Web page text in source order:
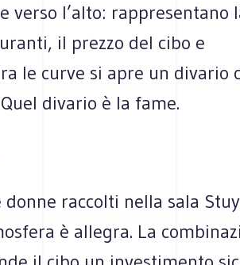
verso l’alto: rappresentano
il prezzo del cibo e
le curve si apre un divario
divario è la fame.
raccolti nella sala
è allegra. La